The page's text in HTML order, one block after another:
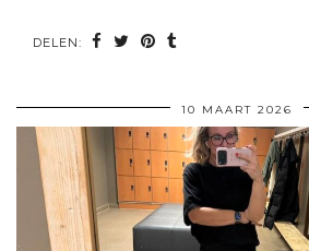
DELEN:
10 MAART 2026